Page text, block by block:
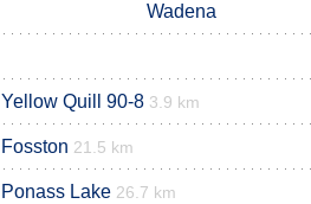
Wadena
Yellow Quill 90-8 3.9 km
Fosston 21.5 km
Ponass Lake 26.7 km